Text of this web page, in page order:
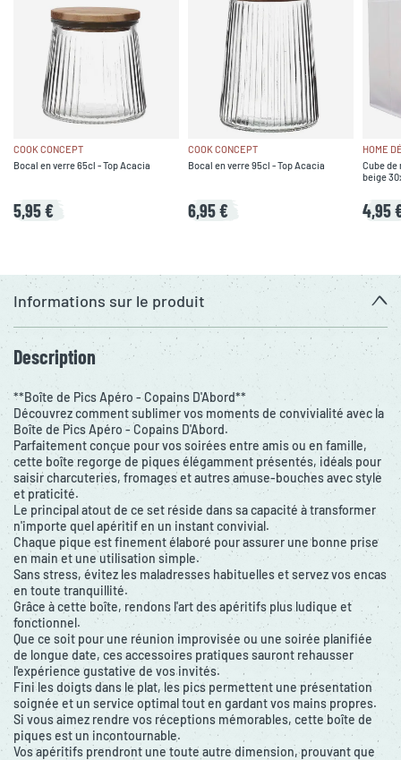
COOK CONCEPT
Bocal en verre 65cl - Top Acacia
5,95 €
COOK CONCEPT
Bocal en verre 95cl - Top Acacia
6,95 €
HOME
Cube
beige
4,95
Informations sur le produit
Description
**Boîte de Pics Apéro - Copains D'Abord**
Découvrez comment sublimer vos moments de convivialité avec la
Boîte de Pics Apéro - Copains D'Abord.
Parfaitement conçue pour vos soirées entre amis ou en famille,
cette boîte regorge de piques élégamment présentés, idéals pour
saisir charcuteries, fromages et autres amuse-bouches avec style
et praticité.
Le principal atout de ce set réside dans sa capacité à transformer
n'importe quel apéritif en un instant convivial.
Chaque pique est finement élaboré pour assurer une bonne prise
en main et une utilisation simple.
Sans stress, évitez les maladresses habituelles et servez vos encas
en toute tranquillité.
Grâce à cette boîte, rendons l'art des apéritifs plus ludique et
fonctionnel.
Que ce soit pour une réunion improvisée ou une soirée planifiée
de longue date, ces accessoires pratiques sauront rehausser
l'expérience gustative de vos invités.
Fini les doigts dans le plat, les pics permettent une présentation
soignée et un service optimal tout en gardant vos mains propres.
Si vous aimez rendre vos réceptions mémorables, cette boîte de
piques est un incontournable.
Vos apéritifs prendront une toute autre dimension, prouvant que